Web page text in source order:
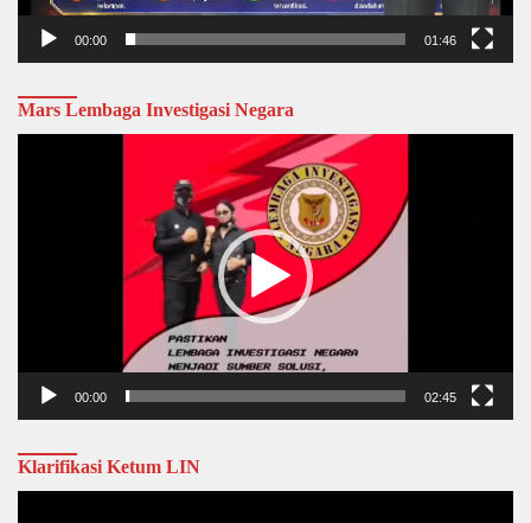
00:00 01:46
Mars Lembaga Investigasi Negara
00:00 02:45
Klarifikasi Ketum LIN